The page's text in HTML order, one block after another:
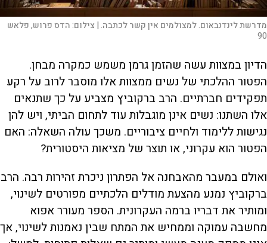
מדרשת לינדנבאום. למצולמים אין קשר לכתבה. | צילום:הדס פרוש, פלאש
90
הדיון במצוות עשה שהזמן גרמן משמש כמקרה מבחן.
הפטור ההלכתי של נשים ממצוות אלו מוסבר לרוב על רקע
תפקידים חברתיים. הרב ברקוביץ מצביע על כך שתנאים
אלו השתנו: נשים אינן מוגבלות עוד לתחום הביתי, ויש להן
נגישות ללימוד ולחיים ציבוריים. משכך עולה השאלה: האם
הפטור הוא עקרוני, או תוצר של מציאות היסטורית?
ואולם במעבר מהאבחנה אל הפתרון ניכרת זהירות רבה. הרב
ברקוביץ נמנע מהצעת מודלים הלכתיים מפורטים לשינוי,
ומותיר את דבריו ברמה העקרונית. הספר מעורר אפוא
מחשבה עמוקה וממחיש את המתח שבין נאמנות לשינוי, אך